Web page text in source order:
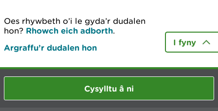
Oes rhywbeth o’i le gyda’r dudalen
hon? Rhowch eich adborth.
Argraffu’r dudalen hon
I fyny
Cysylltu â ni